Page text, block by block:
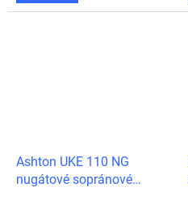
Ashton UKE 110 NG
nugátové sopránové